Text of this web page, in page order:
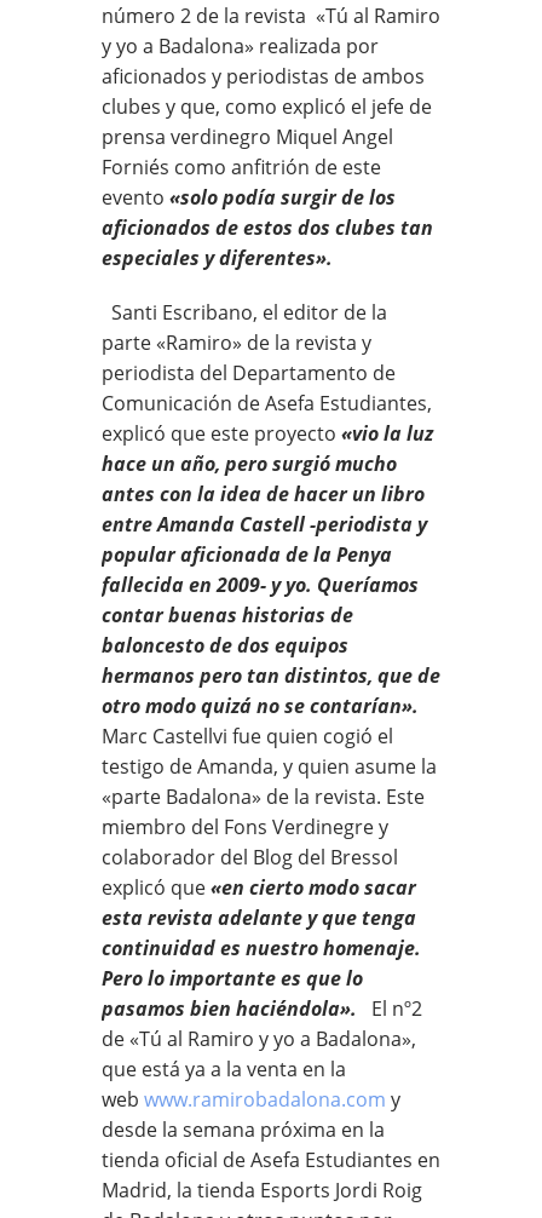
número 2 de la revista «Tú al Ramiro
y yo a Badalona» realizada por
aficionados y periodistas de ambos
clubes y que, como explicó el jefe de
prensa verdinegro Miquel Angel
Forniés como anfitrión de este
evento «solo podía surgir de los
aficionados de estos dos clubes tan
especiales y diferentes».
Santi Escribano, el editor de la
parte «Ramiro» de la revista y
periodista del Departamento de
Comunicación de Asefa Estudiantes,
explicó que este proyecto «vio la luz
hace un año, pero surgió mucho
antes con la idea de hacer un libro
entre Amanda Castell -periodista y
popular aficionada de la Penya
fallecida en 2009- y yo. Queríamos
contar buenas historias de
baloncesto de dos equipos
hermanos pero tan distintos, que de
otro modo quizá no se contarían».
Marc Castellvi fue quien cogió el
testigo de Amanda, y quien asume la
«parte Badalona» de la revista. Este
miembro del Fons Verdinegre y
colaborador del Blog del Bressol
explicó que«en cierto modo sacar
esta revista adelante y que tenga
continuidad es nuestro homenaje.
Pero lo importante es que lo
pasamos bien haciéndola». El nº2
de «Tú al Ramiro y yo a Badalona»,
que está ya a la venta en la
web www.ramirobadalona.com y
desde la semana próxima en la
tienda oficial de Asefa Estudiantes en
Madrid, la tienda Esports Jordi Roig